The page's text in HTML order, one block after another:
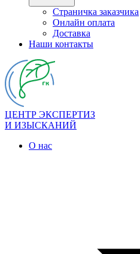
Страничка заказчика
Онлайн оплата
Доставка
Наши контакты
ЦЕНТР ЭКСПЕРТИЗ
И ИЗЫСКАНИЙ
О нас